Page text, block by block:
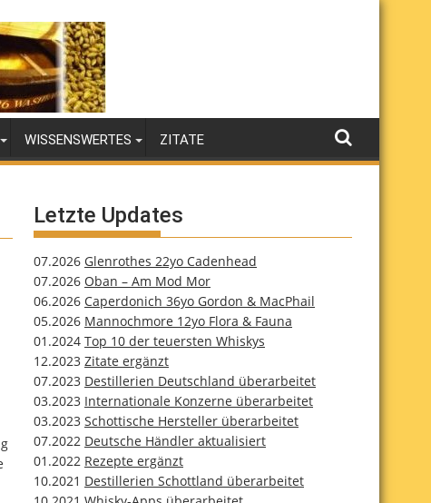
WISSENSWERTES ZITATE
Letzte Updates
07.2026 Glenrothes 22yo Cadenhead
07.2026 Oban – Am Mod Mor
06.2026 Caperdonich 36yo Gordon & MacPhail
05.2026 Mannochmore 12yo Flora & Fauna
01.2024 Top 10 der teuersten Whiskys
12.2023 Zitate ergänzt
07.2023 Destillerien Deutschland überarbeitet
03.2023 Internationale Konzerne überarbeitet
03.2023 Schottische Hersteller überarbeitet
07.2022 Deutsche Händler aktualisiert
01.2022 Rezepte ergänzt
10.2021 Destillerien Schottland überarbeitet